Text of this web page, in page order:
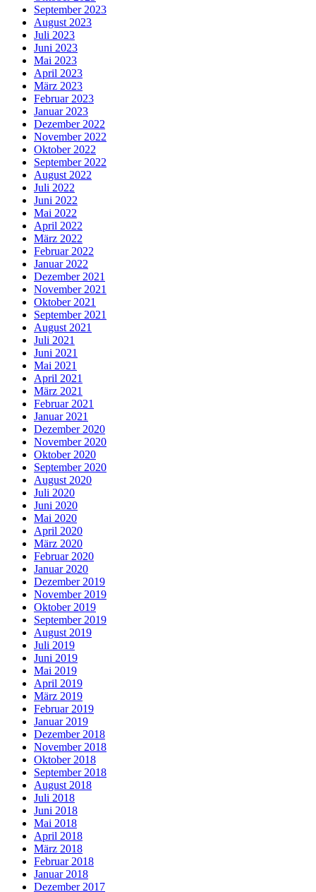
September 2023
August 2023
Juli 2023
Juni 2023
Mai 2023
April 2023
März 2023
Februar 2023
Januar 2023
Dezember 2022
November 2022
Oktober 2022
September 2022
August 2022
Juli 2022
Juni 2022
Mai 2022
April 2022
März 2022
Februar 2022
Januar 2022
Dezember 2021
November 2021
Oktober 2021
September 2021
August 2021
Juli 2021
Juni 2021
Mai 2021
April 2021
März 2021
Februar 2021
Januar 2021
Dezember 2020
November 2020
Oktober 2020
September 2020
August 2020
Juli 2020
Juni 2020
Mai 2020
April 2020
März 2020
Februar 2020
Januar 2020
Dezember 2019
November 2019
Oktober 2019
September 2019
August 2019
Juli 2019
Juni 2019
Mai 2019
April 2019
März 2019
Februar 2019
Januar 2019
Dezember 2018
November 2018
Oktober 2018
September 2018
August 2018
Juli 2018
Juni 2018
Mai 2018
April 2018
März 2018
Februar 2018
Januar 2018
Dezember 2017